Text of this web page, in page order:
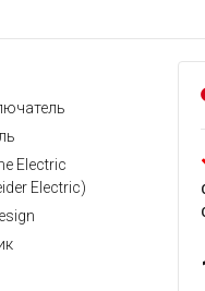
Electric
Electric)